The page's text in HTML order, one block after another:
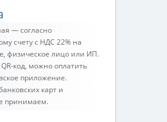
— согласно
счету c НДС 22% на
физическое лицо или ИП.
QR-код, можно оплатить
приложение.
карт и
принимаем.